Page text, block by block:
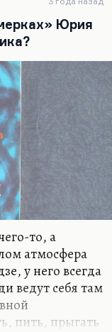
на сторону
по
(очень плохого
нет
слово не
Юрия
то, а
атмосфера
у него всегда
ведут себя там
пить, прыгать